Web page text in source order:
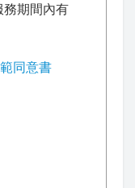
期間內有
同意書